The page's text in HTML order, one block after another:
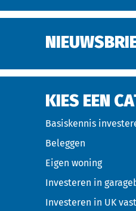
KIES EEN
Basiskennis
Beleggen
Eigen woning
Investeren in
Investeren in UK